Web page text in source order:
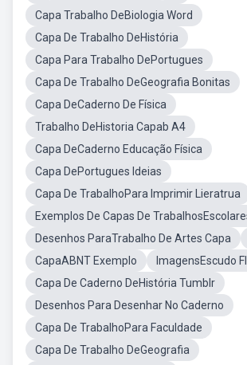
Capa Trabalho DeBiologia Word
Capa De Trabalho DeHistória
Capa Para Trabalho DePortugues
Capa De Trabalho DeGeografia Bonitas
Capa DeCaderno De Física
Trabalho DeHistoria Capab A4
Capa DeCaderno Educação Física
Capa DePortugues Ideias
Capa De TrabalhoPara Imprimir Lieratrua
Exemplos De Capas De
Desenhos ParaTrabalho De Artes Capa
CapaABNT Exemplo
ImagensEscudo
Capa De Caderno DeHistória Tumblr
Desenhos Para Desenhar No Caderno
Capa De TrabalhoPara Faculdade
Capa De Trabalho DeGeografia